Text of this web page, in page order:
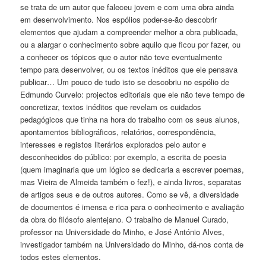
se trata de um autor que faleceu jovem e com uma obra ainda
em desenvolvimento. Nos espólios poder-se-ão descobrir
elementos que ajudam a compreender melhor a obra publicada,
ou a alargar o conhecimento sobre aquilo que ficou por fazer, ou
a conhecer os tópicos que o autor não teve eventualmente
tempo para desenvolver, ou os textos inéditos que ele pensava
publicar… Um pouco de tudo isto se descobriu no espólio de
Edmundo Curvelo: projectos editoriais que ele não teve tempo de
concretizar, textos inéditos que revelam os cuidados
pedagógicos que tinha na hora do trabalho com os seus alunos,
apontamentos bibliográficos, relatórios, correspondência,
interesses e registos literários explorados pelo autor e
desconhecidos do público: por exemplo, a escrita de poesia
(quem imaginaria que um lógico se dedicaria a escrever poemas,
mas Vieira de Almeida também o fez!), e ainda livros, separatas
de artigos seus e de outros autores. Como se vê, a diversidade
de documentos é imensa e rica para o conhecimento e avaliação
da obra do filósofo alentejano. O trabalho de Manuel Curado,
professor na Universidade do Minho, e José António Alves,
investigador também na Universidado do Minho, dá-nos conta de
todos estes elementos.